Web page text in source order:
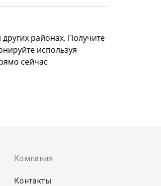
районах. Получите
используя
сейчас
Компания
Контакты